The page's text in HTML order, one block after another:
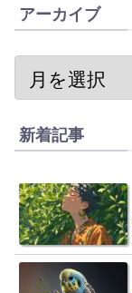
アーカイブ
新着記事